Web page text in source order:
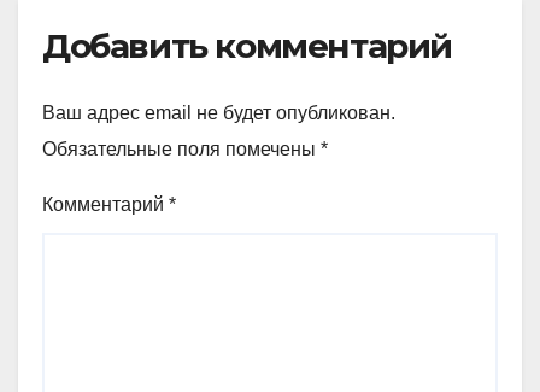
Добавить комментарий
Ваш адрес email не будет опубликован.
Обязательные поля помечены *
Комментарий *